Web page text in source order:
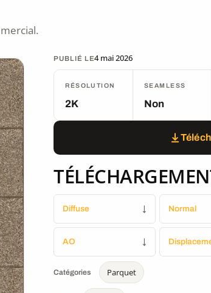
PUBLIÉ LE4 mai 2026
RÉSOLUTION
2K
SEAMLESS
Non
Diffuse ↓ Normal
AO ↓
Catégories Parquet